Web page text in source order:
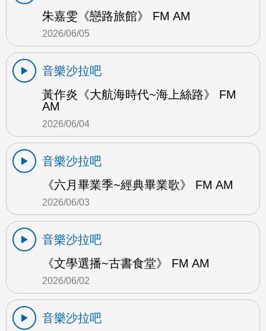
朱嘉雯《戀路旅館》 FM AM
2026/06/05
音樂沙拉吧
黃作炎《大航海時代~海上絲路》 FM
AM
2026/06/04
音樂沙拉吧
《六月畢業季~經典畢業歌》 FM AM
2026/06/03
音樂沙拉吧
《文學選播~古書食堂》 FM AM
2026/06/02
音樂沙拉吧